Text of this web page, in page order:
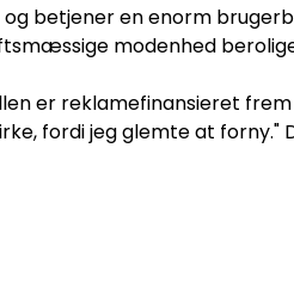
betjener en enorm
modenhed
er reklamefinansieret
fordi jeg glemte at forny."